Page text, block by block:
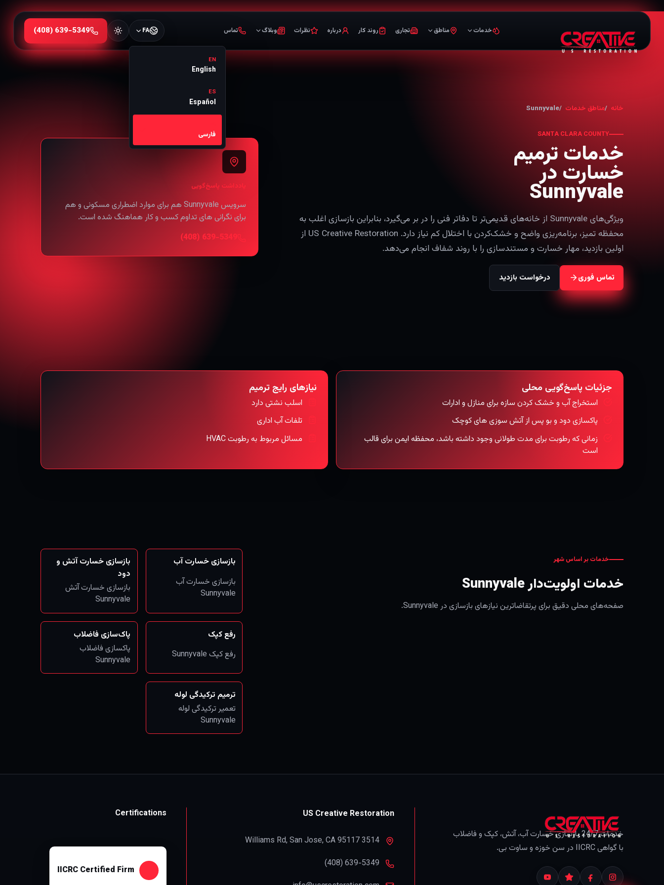
خدمات مناطق تجاری روند کار درباره نظرات وبلاگ تماس FA
EN
English
ES
Español
فارسی
⁦(408) 639-5349⁩
خانه مناطق خدمات Sunnyvale
SANTA CLARA COUNTY
خدمات ترمیم
خسارت در
Sunnyvale
ویژگی‌های Sunnyvale از خانه‌های قدیمی‌تر تا دفاتر فنی را در بر می‌گیرد، بنابراین بازسازی اغلب به
محفظه تمیز، برنامه‌ریزی واضح و خشک‌کردن با اختلال کم نیاز دارد. US Creative Restoration از
اولین بازدید، مهار خسارت و مستندسازی را با روند شفاف انجام می‌دهد.
تماس فوری درخواست بازدید
یادداشت پاسخ‌گویی
سرویس Sunnyvale هم برای موارد اضطراری مسکونی و هم
برای نگرانی های تداوم کسب و کار هماهنگ شده است.
⁦(408) 639-5349⁩
جزئیات پاسخ‌گویی محلی
استخراج آب و خشک کردن سازه برای منازل و ادارات
پاکسازی دود و بو پس از آتش سوزی های کوچک
زمانی که رطوبت برای مدت طولانی وجود داشته باشد، محفظه ایمن برای قالب
است
نیازهای رایج ترمیم
اسلب نشتی دارد
تلفات آب اداری
مسائل مربوط به رطوبت HVAC
خدمات بر اساس شهر
خدمات اولویت‌دار Sunnyvale
صفحه‌های محلی دقیق برای پرتقاضاترین نیازهای بازسازی در Sunnyvale.
بازسازی خسارت آب
بازسازی خسارت آب
Sunnyvale
بازسازی خسارت آتش و
دود
بازسازی خسارت آتش
Sunnyvale
رفع کپک
رفع کپک Sunnyvale
پاک‌سازی فاضلاب
پاکسازی فاضلاب
Sunnyvale
ترمیم ترکیدگی لوله
تعمیر ترکیدگی لوله
Sunnyvale
خدمات 24/7 بازسازی خسارت آب، آتش، کپک و فاضلاب
با گواهی IICRC در سن خوزه و ساوت بی.
US Creative Restoration
3514 Williams Rd
,San Jose, CA95117
Certifications
IICRC Certified Firm